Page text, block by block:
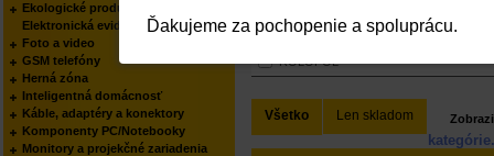
Výrobci
ROLOFOL
Všetko Len skladom
Ekologické produkty
Elektronická evidencia tržieb
Foto a video
GSM telefóny
Herná zóna
Inteligentná domácnosť
Káble, adaptéry a konektory
Komponenty PC/Notebooky
Monitory a projekčné zariadenia
Ďakujeme za pochopenie a spoluprácu.